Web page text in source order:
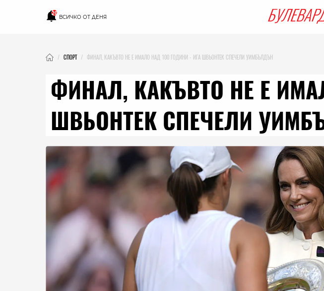
20
ВСИЧКО ОТ ДЕНЯ
СПОРТ ФИНАЛ, КАКЪВТО НЕ Е ИМАЛО НАД 100 ГОДИНИ - ИГА ШВЬОНТЕК СПЕЧЕЛИ УИМБЪЛДЪН
ФИНАЛ, КАКЪВТО НЕ Е
ШВЬОНТЕК СПЕЧЕЛИ